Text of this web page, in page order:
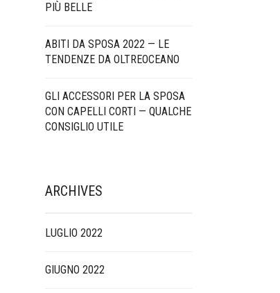
PIÙ BELLE
ABITI DA SPOSA 2022 — LE
TENDENZE DA OLTREOCEANO
GLI ACCESSORI PER LA SPOSA
CON CAPELLI CORTI — QUALCHE
CONSIGLIO UTILE
ARCHIVES
LUGLIO 2022
GIUGNO 2022